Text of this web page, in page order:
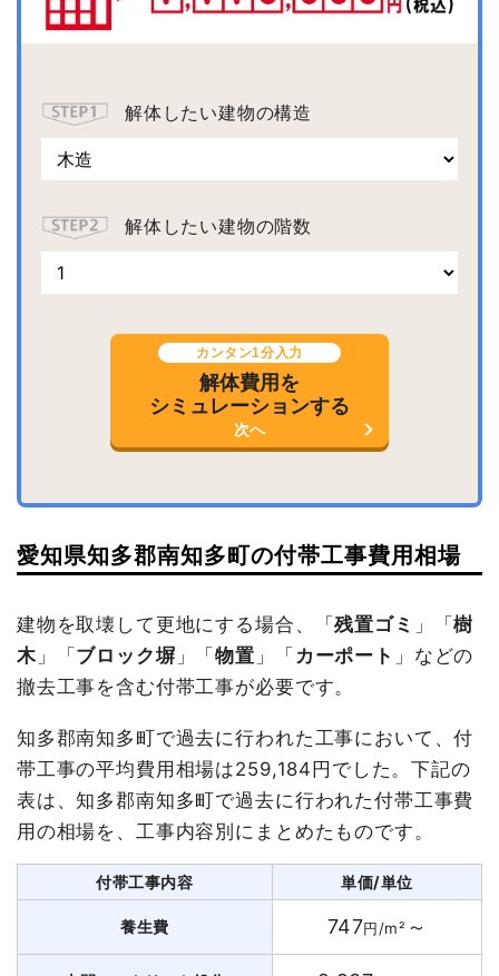
解体したい建物の構造
解体したい建物の階数
カンタン1分入力
解体費用を
シミュレーションする
次へ
愛知県知多郡南知多町の付帯工事費用相場
建物を取壊して更地にする場合、「残置ゴミ 」「樹
木」「 ブロック塀 」「物置 」「 カーポート 」などの
撤去工事を含む付帯工事が必要です。
知多郡南知多町で過去に行われた工事において、付
帯工事の平均費用相場は259,184円でした。下記の
表は、知多郡南知多町で過去に行われた付帯工事費
用の相場を、工事内容別にまとめたものです。
付帯工事内容 単価/単位
養生費 747円/m² ～